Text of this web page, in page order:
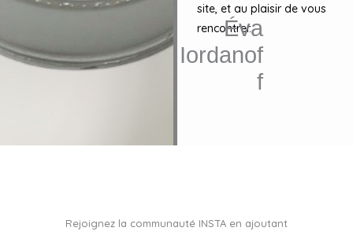
site, et au plaisir de vous
rencontrer.
Éva
Iordanof
f
Rejoignez la communauté INSTA en ajoutant